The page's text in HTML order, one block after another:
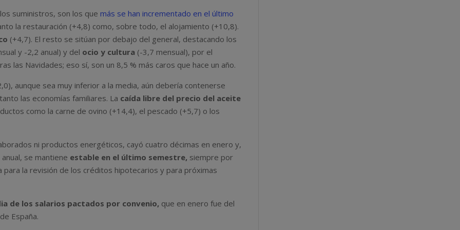
suministros, son los que más se han incrementado en el último
la restauración (+4,8) como, sobre todo, el alojamiento (+10,8).
(+4,7). El resto se sitúan por debajo del general, destacando los
y -2,2 anual) y del ocio y cultura (-3,7 mensual), por el
las Navidades; eso sí, son un 8,5 % más caros que hace un año.
aunque sea muy inferior a la media, aún debería contenerse
las economías familiares. La caída libre del precio del aceite
como la carne de ovino (+14,4), el pescado (+5,7) o los
ni productos energéticos, cayó cuatro décimas en enero y,
se mantiene estable en el último semestre, siempre por
para la revisión de los créditos hipotecarios y para próximas
de los salarios pactados por convenio, que en enero fue del
España.